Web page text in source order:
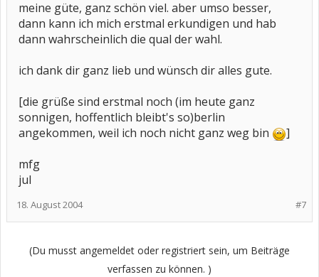
meine güte, ganz schön viel. aber umso besser,
dann kann ich mich erstmal erkundigen und hab
dann wahrscheinlich die qual der wahl.
ich dank dir ganz lieb und wünsch dir alles gute.
[die grüße sind erstmal noch (im heute ganz
sonnigen, hoffentlich bleibt's so)berlin
angekommen, weil ich noch nicht ganz weg bin
]
mfg
jul
#7
18. August 2004
(Du musst angemeldet oder registriert sein, um Beiträge
verfassen zu können. )